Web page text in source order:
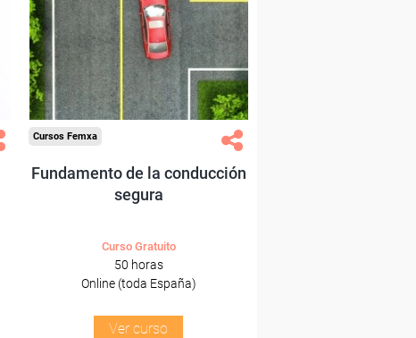
Para desempleados,
trabajadores y autónomos.
Sector
-Otros Servicios.
Cursos Femxa
Fundamento de la conducción
segura
Curso Gratuito
50 horas
Online (toda España)
Ver curso